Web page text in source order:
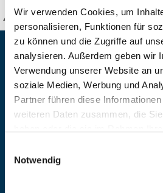
Wir verwenden Cookies, um
personalisieren, Funktionen für
zu können und die Zugriffe auf
analysieren. Außerdem geben wir
Verwendung unserer Website an
soziale Medien, Werbung und
Partner führen diese
weiteren Daten zusammen, die
Notwendig
KANZLSPERGER GmbH
KONTAKTIEREN SIE UNS
ADRESSE
Ziegelhöhe 8, Berngau, D-92361
BÜRO HOTLINE
info@kanzlsperger.de